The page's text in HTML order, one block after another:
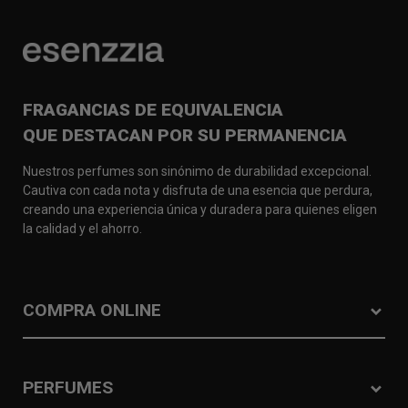
FRAGANCIAS DE EQUIVALENCIA
QUE DESTACAN POR SU PERMANENCIA
Nuestros perfumes son sinónimo de durabilidad excepcional.
Cautiva con cada nota y disfruta de una esencia que perdura,
creando una experiencia única y duradera para quienes eligen
la calidad y el ahorro.
COMPRA ONLINE
PERFUMES